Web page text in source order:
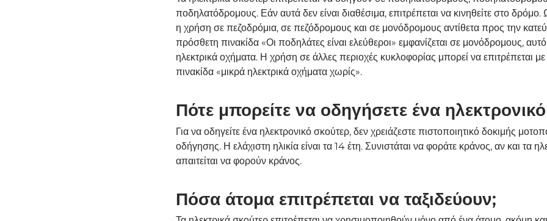
ποδηλατόδρομους. Εάν αυτά δεν είναι διαθέσιμα, επιτρέπεται να κινηθείτε στο
η χρήση σε πεζοδρόμια, σε πεζόδρομους και σε μονόδρομους αντίθετα προς την
πρόσθετη πινακίδα «Οι ποδηλάτες είναι ελεύθεροι» εμφανίζεται σε μονόδρομους, αυτό
ηλεκτρικά οχήματα. Η χρήση σε άλλες περιοχές κυκλοφορίας μπορεί να επιτρέπεται
πινακίδα «μικρά ηλεκτρικά οχήματα χωρίς».
Πότε μπορείτε να οδηγήσετε ένα
Για να οδηγείτε ένα ηλεκτρονικό σκούτερ, δεν χρειάζεστε πιστοποιητικό δοκιμής
οδήγησης. Η ελάχιστη ηλικία είναι τα 14 έτη. Συνιστάται να φοράτε κράνος, αν και τα
απαιτείται να φορούν κράνος.
Πόσα άτομα επιτρέπεται να ταξιδεύουν;